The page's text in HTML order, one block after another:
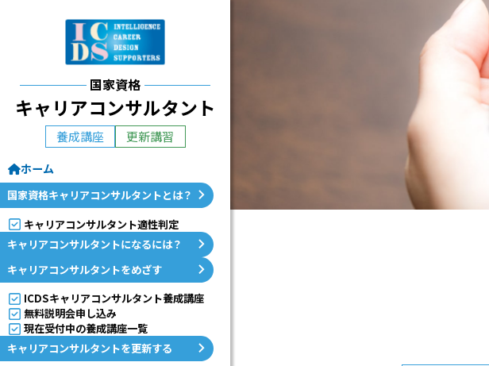
資
格
応
講
座
I
C
D
国家資格
キャリアコンサルタント
養成講座 更新講習
ホーム
国家資格キャリアコンサルタントとは？
キャリアコンサルタント適性判定
キャリアコンサルタントになるには？
キャリアコンサルタントをめざす
ICDSキャリアコンサルタント養成講座
無料説明会申し込み
現在受付中の養成講座一覧
キャリアコンサルタントを更新する